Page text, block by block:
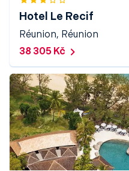
Hotel Le Recif
Réunion, Réunion
38 305 Kč